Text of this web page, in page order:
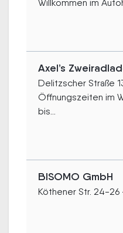
Willkommen im
Axel’s
Delitzscher Straße
Öffnungszeiten im
bis...
BISOMO GmbH
Köthener Str. 24-26